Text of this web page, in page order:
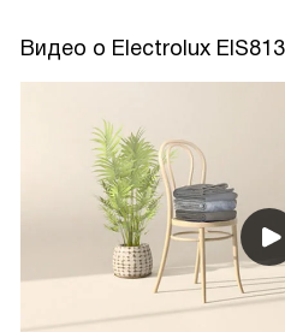
Видео о Electrolux